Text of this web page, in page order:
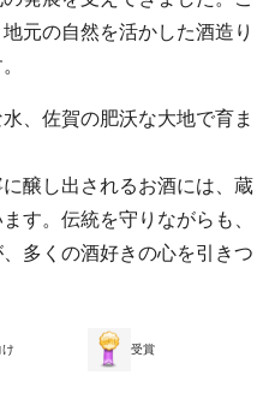
元の自然を活かした酒造り
、佐賀の肥沃な大地で育ま
醸し出されるお酒には、蔵
す。伝統を守りながらも、
多くの酒好きの心を引きつ
け 受賞